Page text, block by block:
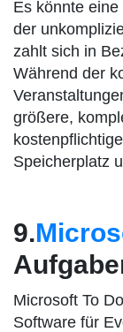
Es könnte
der
zahlt sich in
Während der
größere,
Speicherplatz
9.
Microsoft To
Software für